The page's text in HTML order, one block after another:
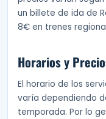
un billete de ida de
8€ en trenes
Horarios y
El horario de los
varía dependiendo
temporada. Por lo